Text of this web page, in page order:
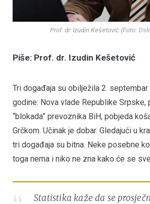
Prof. dr. Izudin Kešetović (Foto:
Piše: Prof. dr. Izudin Kešetović
Tri događaja su obilježila 2. septembar
godine: Nova vlade Republike Srpske,
“blokada” prevoznika BiH, pobjeda
Grčkom. Učinak je dobar. Gledajući u
tri događaja su bitna. Neke posebne
toga nema i niko ne zna kako će se
Statistika kaže da se